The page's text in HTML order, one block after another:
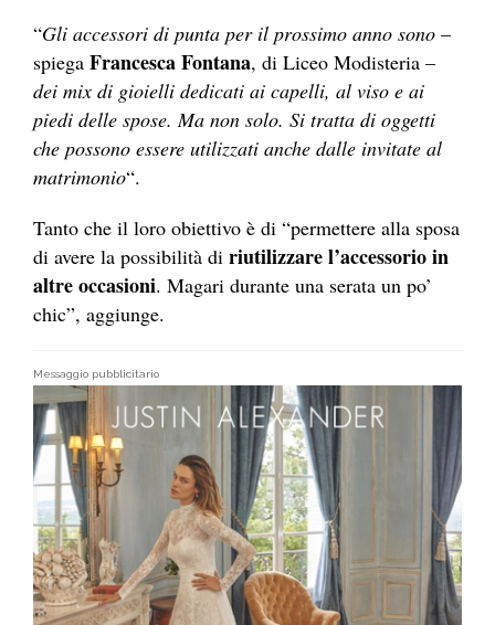
“Gli accessori di punta per il prossimo anno sono –
spiega Francesca Fontana, di Liceo Modisteria –
dei mix di gioielli dedicati ai capelli, al viso e ai
piedi delle spose. Ma non solo. Si tratta di oggetti
che possono essere utilizzati anche dalle invitate al
matrimonio“.
Tanto che il loro obiettivo è di “permettere alla sposa
di avere la possibilità di riutilizzare l’accessorio in
altre occasioni. Magari durante una serata un po’
chic”, aggiunge.
Messaggio pubblicitario